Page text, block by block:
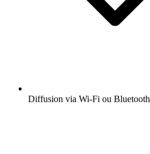
Diffusion via Wi-Fi ou Bluetooth